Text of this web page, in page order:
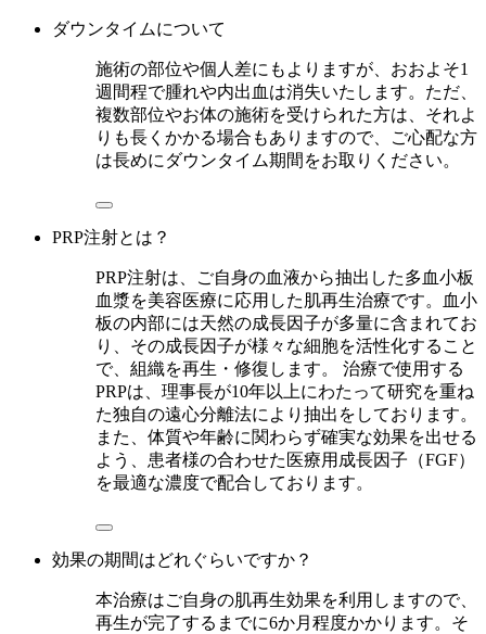
ダウンタイムについて
施術の部位や個人差にもよりますが、おおよそ1
週間程で腫れや内出血は消失いたします。ただ、
複数部位やお体の施術を受けられた方は、それよ
りも長くかかる場合もありますので、ご心配な方
は長めにダウンタイム期間をお取りください。
PRP注射とは？
PRP注射は、ご自身の血液から抽出した多血小板
血漿を美容医療に応用した肌再生治療です。血小
板の内部には天然の成長因子が多量に含まれてお
り、その成長因子が様々な細胞を活性化すること
で、組織を再生・修復します。 治療で使用する
PRPは、理事長が10年以上にわたって研究を重ね
た独自の遠心分離法により抽出をしております。
また、体質や年齢に関わらず確実な効果を出せる
よう、患者様の合わせた医療用成長因子（FGF）
を最適な濃度で配合しております。
効果の期間はどれぐらいですか？
本治療はご自身の肌再生効果を利用しますので、
再生が完了するまでに6か月程度かかります。そ